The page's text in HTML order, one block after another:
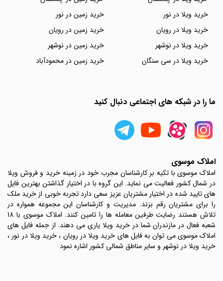
خرید ویلا در نور
خرید ویلا در رویان
خرید ویلا در نوشهر
خرید ویلا در سی سنگان
خرید زمین در نور
خرید زمین در رویان
خرید زمین در نوشهر
خرید زمین در محمودآباد
ما را در شبکه های اجتماعی دنبال کنید
املاک موسوی
املاک موسوی با تکیه بر کارشناسان مجرب خود در زمینه خرید و فروش ویلا
در شمال کشور فعالیت می نماید. این گروه با در اختیار گذاشتن بهترین فایل
های تایید شده در اختیار مشتریان عزیز سعی دارد تجربه خوبی از خرید ملک
را برای مشتریان رقم بزند. مدیریت و کارشناسان این مجموعه همواره در
تلاش هستند رضایت طرفین معامله ها را تامین کنند. املاک موسوی با 18
شعبه فعال در مازندران شما در خرید ویلا یاری می دهند. از جمله فایل های
املاک موسوی می توان به فایل های خرید ویلا در رویان ، خرید ویلا در نور ،
خرید ویلا در نوشهر و سایر مناطق شمالی کشور اشاره نمود